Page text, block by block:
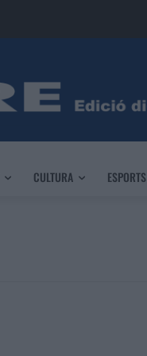
CULTURA ESPORTS